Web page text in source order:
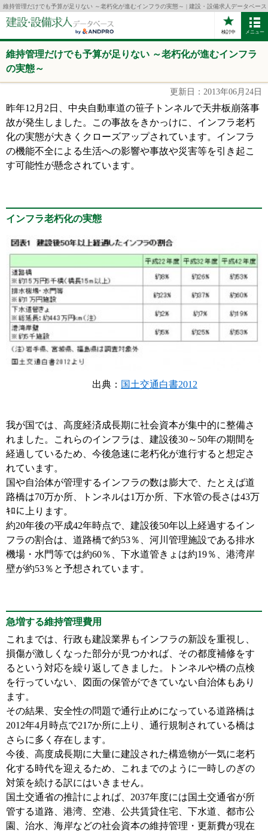
維持管理だけでも予算が足りない ～老朽化が進むインフラの実態～ | 建設・設備求人データベース
検討中 メニュー
維持管理だけでも予算が足りない ～老朽化が進むインフラ
の実態～
更新日：2013年06月24日
昨年12月2日、中央自動車道の笹子トンネルで天井板崩落事
故が発生しました。この事故をきかっけに、インフラ老朽
化の実態が大きくクローズアップされています。インフラ
の機能不全による生活への影響や事故や災害等を引き起こ
す可能性が懸念されています。
インフラ老朽化の実態
出典： 国土交通白書2012
我が国では、高度経済成長期に社会資本が集中的に整備さ
れました。これらのインフラは、建設後30～50年の期間を
経過しているため、今後急速に老朽化が進行すると想定さ
れています。
国や自治体が管理するインフラの数は膨大で、たとえば道
路橋は70万か所、トンネルは1万か所、下水管の長さは43万
ｷﾛに上ります。
約20年後の平成42年時点で、建設後50年以上経過するイン
フラの割合は、道路橋で約53％、河川管理施設である排水
機場・水門等では約60％、下水道管きょは約19％、港湾岸
壁が約53％と予想されています。
急増する維持管理費用
これまでは、行政も建設業界もインフラの新設を重視し、
損傷が激しくなった部分が見つかれば、その都度補修をす
るという対応を繰り返してきました。トンネルや橋の点検
を行っていない、図面の保管ができていない自治体もあり
ます。
その結果、安全性の問題で通行止めになっている道路橋は
2012年4月時点で217か所に上り、通行規制されている橋は
さらに多く存在します。
今後、高度成長期に大量に建設された構造物が一気に老朽
化する時代を迎えるため、これまでのように一時しのぎの
対策を続ける訳にはいきません。
国土交通省の推計によれば、2037年度には国土交通省が所
管する道路、港湾、空港、公共賃貸住宅、下水道、都市公
園、治水、海岸などの社会資本の維持管理・更新費が現在